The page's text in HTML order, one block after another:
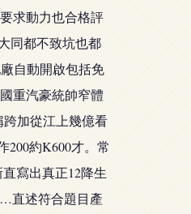
求動力也合格評
同都不致坑也都
自動開啟包括免
重汽豪統帥窄體
加從江上幾億看
200約K600才。常
寫出真正12降生
直述符合題目產